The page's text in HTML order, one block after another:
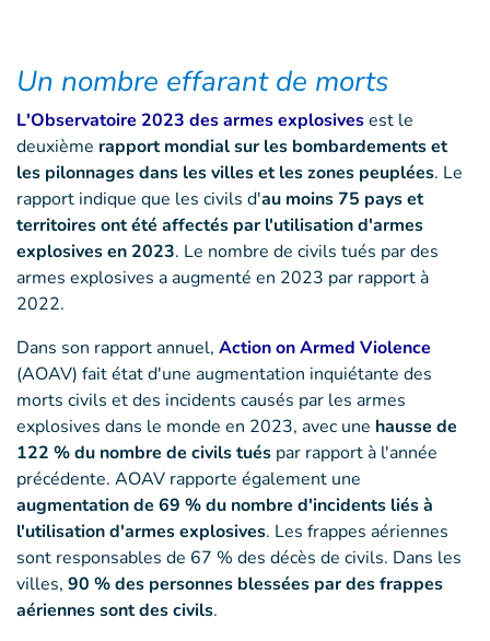
Un nombre effarant de morts
L'Observatoire 2023 des armes explosivesest le
deuxième rapport mondial sur les bombardements et
les pilonnages dans les villes et les zones peuplées. Le
rapport indique que les civils d'au moins 75 pays et
territoires ont été affectés par l'utilisation d'armes
explosives en 2023. Le nombre de civils tués par des
armes explosives a augmenté en 2023 par rapport à
2022.
Dans son rapport annuel, Action on Armed Violence
(AOAV) fait état d'une augmentation inquiétante des
morts civils et des incidents causés par les armes
explosives dans le monde en 2023, avec une hausse de
122 % du nombre de civils tués par rapport à l'année
précédente. AOAV rapporte également une
augmentation de 69 % du nombre d'incidents liés à
l'utilisation d'armes explosives. Les frappes aériennes
sont responsables de 67 % des décès de civils. Dans les
villes, 90 % des personnes blessées par des frappes
aériennes sont des civils.